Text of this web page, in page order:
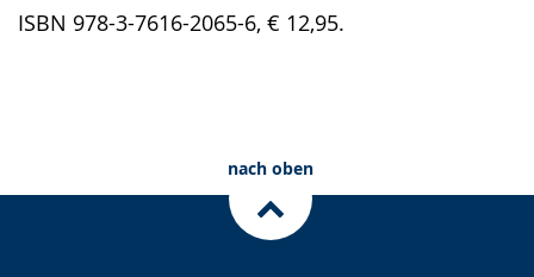
ISBN 978-3-7616-2065-6, € 12,95.
nach oben